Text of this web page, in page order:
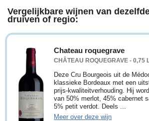
Vergelijkbare wijnen van
druiven of regio:
Chateau roquegrave
CHÂTEAU ROQUEGRAVE - 0,75
Deze Cru Bourgeois uit de
klassieke Bordeaux met een
prijs-kwaliteitverhouding. Hij
van 50% merlot, 45% cabernet
5% petit verdot. Deels ...
Meer over deze wijn